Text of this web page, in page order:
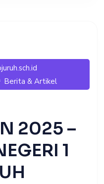
Berita & Artikel
2025 –
1